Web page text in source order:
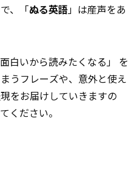
、「ぬる英語」は産声をあ
白いから読みたくなる」 を
うフレーズや、意外と使え
をお届けしていきますの
ください。